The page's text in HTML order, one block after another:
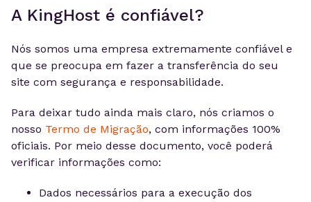
A KingHost é confiável?
Nós somos uma empresa extremamente confiável e
que se preocupa em fazer a transferência do seu
site com segurança e responsabilidade.
Para deixar tudo ainda mais claro, nós criamos o
nosso Termo de Migração, com informações 100%
oficiais. Por meio desse documento, você poderá
verificar informações como:
Dados necessários para a execução dos